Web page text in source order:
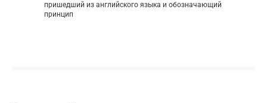
пришедший из английского языка и обозначающий
принцип